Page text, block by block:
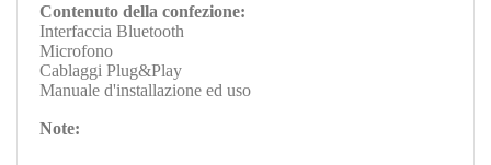
Contenuto della confezione:
Interfaccia Bluetooth
Microfono
Cablaggi Plug&Play
Manuale d'installazione ed uso
Note: